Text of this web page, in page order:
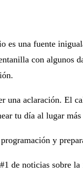
es una fuente
con algunos
una aclaración. El
tu día al lugar
y
de noticias sobre